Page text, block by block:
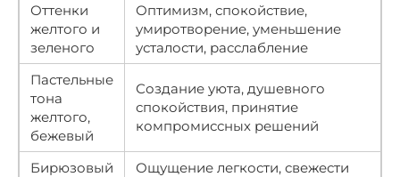
Оттенки
желтого и
зеленого
Оптимизм, спокойствие,
умиротворение, уменьшение
усталости, расслабление
Пастельные
тона
желтого,
бежевый
Создание уюта, душевного
спокойствия, принятие
компромиссных решений
Бирюзовый Ощущение легкости, свежести